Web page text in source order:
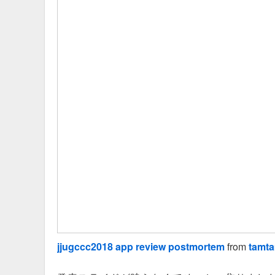
jjugccc2018 app review postmortemfrom